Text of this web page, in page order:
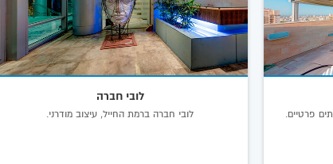
פרטיים.
לובי חברה
לובי חברה ברמת החייל, עיצוב מודרני.